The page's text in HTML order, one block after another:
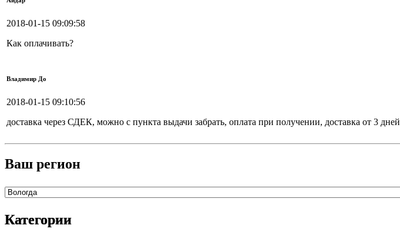
2018-01-15 09:09:58
Как оплачивать?
Владимир До
2018-01-15 09:10:56
доставка через СДЕК, можно с пункта выдачи забрать, оплата при получении, доставка от 3 дней
Ваш регион
Категории